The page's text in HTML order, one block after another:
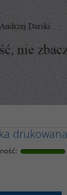
drukowana
: